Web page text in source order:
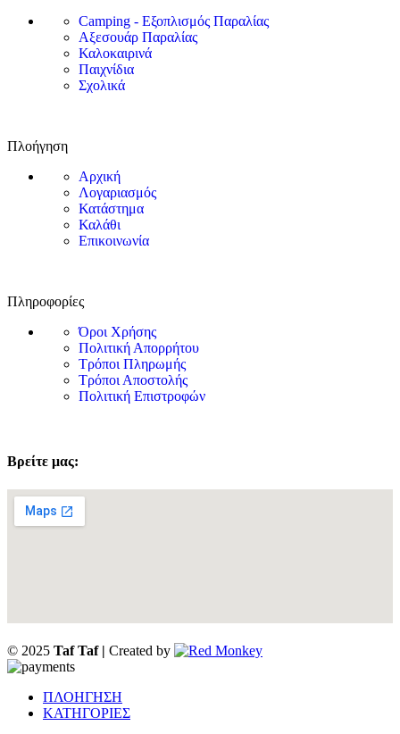
Camping - Εξοπλισμός Παραλίας
Αξεσουάρ Παραλίας
Καλοκαιρινά
Παιχνίδια
Σχολικά
Πλοήγηση
Αρχική
Λογαριασμός
Κατάστημα
Καλάθι
Επικοινωνία
Πληροφορίες
Όροι Χρήσης
Πολιτική Απορρήτου
Τρόποι Πληρωμής
Τρόποι Αποστολής
Πολιτική Επιστροφών
Βρείτε μας:
© 2025 Taf Taf | Created by
ΠΛΟΗΓΗΣΗ
ΚΑΤΗΓΟΡΙΕΣ